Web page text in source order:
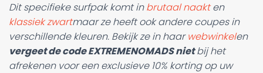
Dit specifieke surfpak komt inbrutaal naakten
klassiek zwartmaar ze heeft ook andere coupes in
verschillende kleuren. Bekijk ze in haarwebwinkelen
vergeet de code EXTREMENOMADS nietbij het
afrekenen voor een exclusieve 10% korting op uw